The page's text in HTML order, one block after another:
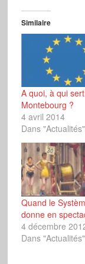
Similaire
A quoi, à qui
Montebourg ?
4 avril 2014
Dans "Actualités"
Quand le
donne en
4 décembre
Dans "Actualités"